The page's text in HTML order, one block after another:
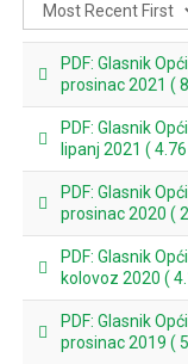
pdf
PDF: Glasnik
prosinac 2021 (
pdf
PDF: Glasnik
lipanj 2021 (
pdf
PDF: Glasnik
prosinac 2020 (
pdf
PDF: Glasnik
kolovoz 2020 (
pdf
PDF: Glasnik
prosinac 2019 (